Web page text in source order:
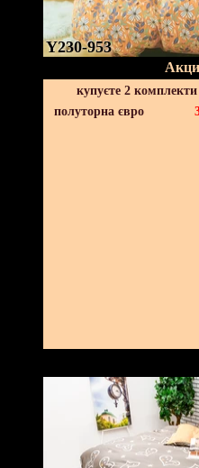
Y230-953
купуєте 2
полуторна євро